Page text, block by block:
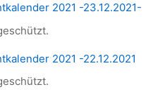
2021 -23.12.2021-
2021 -22.12.2021